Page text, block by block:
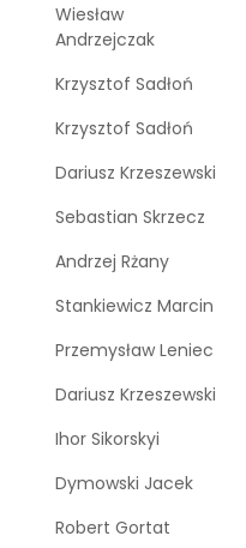
Wiesław
Andrzejczak
Krzysztof Sadłoń
Krzysztof Sadłoń
Dariusz Krzeszewski
Sebastian Skrzecz
Andrzej Rżany
Stankiewicz Marcin
Przemysław Leniec
Dariusz Krzeszewski
Ihor Sikorskyi
Dymowski Jacek
Robert Gortat